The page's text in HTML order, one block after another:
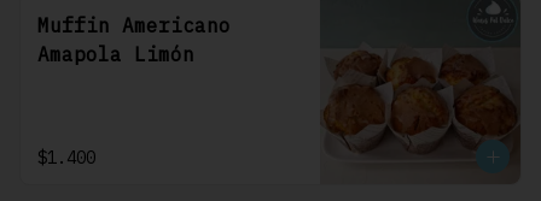
Muffin Americano
Amapola Limón
$1.400